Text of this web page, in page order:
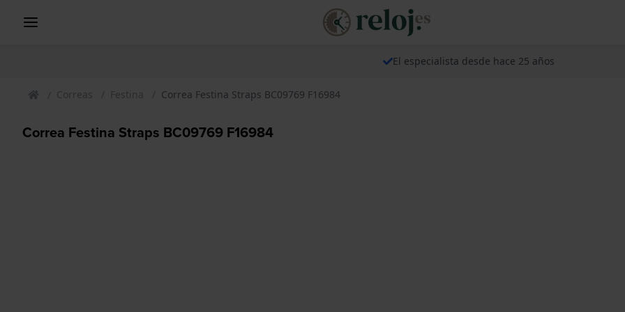
El especialista desde hace 25 años
Correas Festina Correa Festina Straps BC09769 F16984
Correa Festina Straps BC09769 F16984